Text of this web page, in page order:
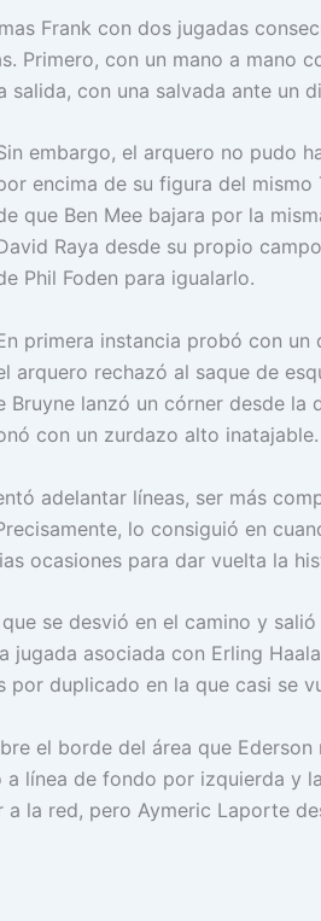
Frank con dos jugadas
Primero, con un mano a mano
salida, con una salvada ante un
embargo, el arquero no pudo
encima de su figura del mismo
que Ben Mee bajara por la
Raya desde su propio
Phil Foden para igualarlo.
primera instancia probó con
arquero rechazó al saque de
lanzó un córner desde la
con un zurdazo alto inatajable.
adelantar líneas, ser más
lo consiguió en
ocasiones para dar vuelta la
se desvió en el camino y
jugada asociada con Erling
por duplicado en la que casi se
el borde del área que
línea de fondo por izquierda y
la red, pero Aymeric Laporte